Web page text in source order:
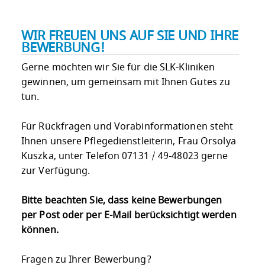
WIR FREUEN UNS AUF SIE UND IHRE
BEWERBUNG!
Gerne möchten wir Sie für die SLK-Kliniken
gewinnen, um gemeinsam mit Ihnen Gutes zu
tun.
Für Rückfragen und Vorabinformationen steht
Ihnen unsere Pflegedienstleiterin, Frau Orsolya
Kuszka, unter Telefon 07131 / 49-48023 gerne
zur Verfügung.
Bitte beachten Sie, dass keine Bewerbungen
per Post oder per E-Mail berücksichtigt werden
können.
Fragen zu Ihrer Bewerbung?